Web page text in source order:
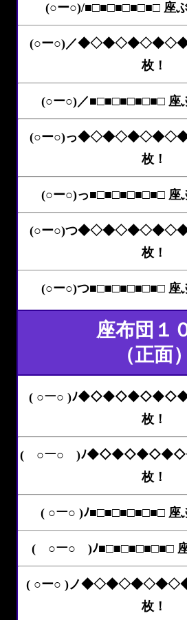
(○ー○)/■□■□■□■□■□ 座ぶ
(○ー○)／◆◇◆◇◆◇◆◇◆◇
枚！
(○ー○)／■□■□■□■□■□ 座
(○ー○)っ◆◇◆◇◆◇◆◇◆◇
枚！
(○ー○)っ■□■□■□■□■□ 座
(○ー○)つ◆◇◆◇◆◇◆◇◆◇
枚！
(○ー○)つ■□■□■□■□■□ 座
座布団１
（正面）
( ○ー○ )ﾉ◆◇◆◇◆◇◆◇◆◇
枚！
( ○ー○ )ﾉ◆◇◆◇◆◇◆◇◆◇
枚！
( ○ー○ )ﾉ■□■□■□■□■□ 座
( ○ー○ )ﾉ■□■□■□■□■□ 座
( ○ー○ )ノ◆◇◆◇◆◇◆◇◆◇
枚！